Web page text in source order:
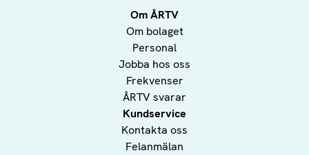
Om ÅRTV
Om bolaget
Personal
Jobba hos oss
Frekvenser
ÅRTV svarar
Kundservice
Kontakta oss
Felanmälan